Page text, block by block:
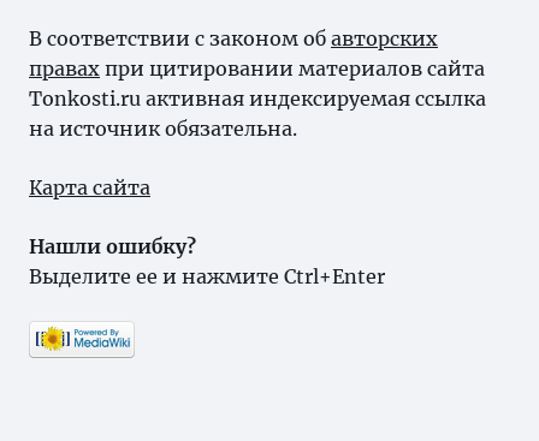
В соответствии с законом об авторских
правах при цитировании материалов сайта
Tonkosti.ru активная индексируемая ссылка
на источник обязательна.
Карта сайта
Нашли ошибку?
Выделите ее и нажмите Ctrl+Enter